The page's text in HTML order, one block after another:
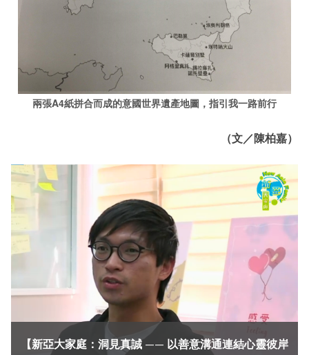
兩張A4紙拼合而成的意國世界遺產地圖，指引我一路前行
（文／陳柏嘉）
【新亞大家庭：洞見真誠 —— 以善意溝通連結心靈彼岸